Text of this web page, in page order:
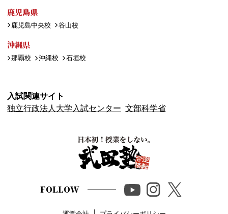
鹿児島県
鹿児島中央校 谷山校
沖縄県
那覇校 沖縄校 石垣校
入試関連サイト
独立行政法人大学入試センター 文部科学省
FOLLOW